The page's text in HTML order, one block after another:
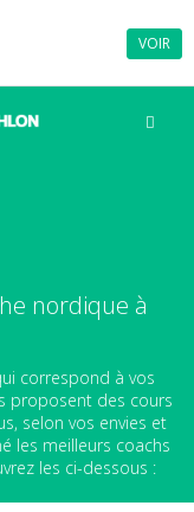
VOIR
nordique à
correspond à vos
proposent des cours
selon vos envies et
les meilleurs coachs
les ci-dessous :